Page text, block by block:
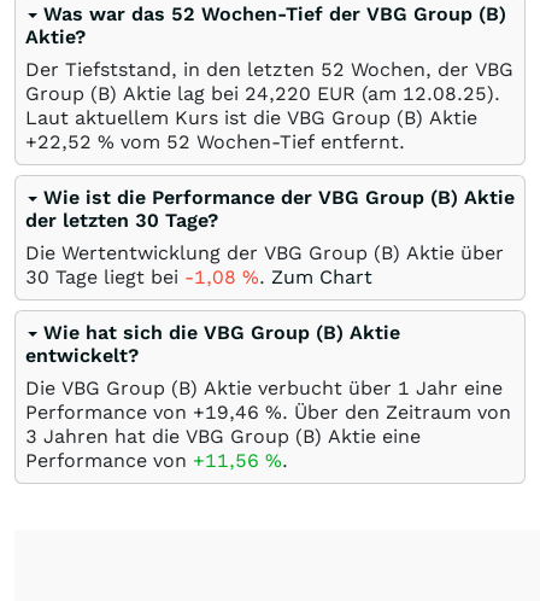
Was war das 52 Wochen-Tief der VBG Group (B)
Aktie?
Der Tiefststand, in den letzten 52 Wochen, der VBG
Group (B) Aktie lag bei 24,220 EUR (am 12.08.25).
Laut aktuellem Kurs ist die VBG Group (B) Aktie
+22,52 % vom 52 Wochen-Tief entfernt.
Wie ist die Performance der VBG Group (B) Aktie
der letzten 30 Tage?
Die Wertentwicklung der VBG Group (B) Aktie über
30 Tage liegt bei -1,08 %. Zum Chart
Wie hat sich die VBG Group (B) Aktie
entwickelt?
Die VBG Group (B) Aktie verbucht über 1 Jahr eine
Performance von +19,46 %. Über den Zeitraum von
3 Jahren hat die VBG Group (B) Aktie eine
Performance von +11,56 %.